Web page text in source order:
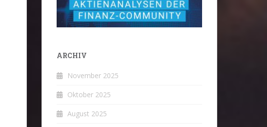
ARCHIV
November 2025
Oktober 2025
August 2025